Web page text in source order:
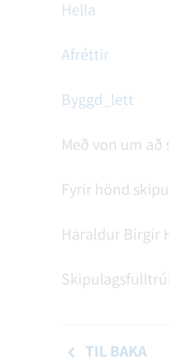
Hella
Afréttir
Byggd_lett
Með von um
Fyrir hönd
Haraldur Birgir
TIL BAKA